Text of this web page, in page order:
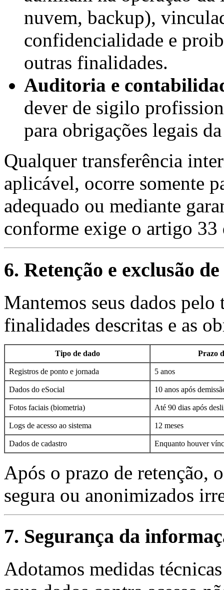
nuvem, backup),
confidencialidade e
outras finalidades.
Auditoria e
dever de sigilo
para obrigações legais
Qualquer transferência
aplicável, ocorre somente
adequado ou mediante
conforme exige o artigo 33
6. Retenção e exclusão
Mantemos seus dados
finalidades descritas e as
Tipo de dado Prazo
Registros de ponto e jornada 5 anos
Dados do eSocial 10 anos após
Fotos faciais (biometria) Até 90 dias após
Logs de acesso ao sistema 12 meses
Dados de cadastro Enquanto houver
Após o prazo de retenção,
segura ou anonimizados
7. Segurança da
Adotamos medidas